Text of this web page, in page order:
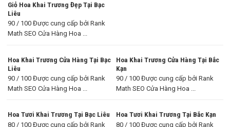
Giỏ Hoa Khai Trương Đẹp Tại Bạc
Liêu
90 / 100 Được cung cấp bởi Rank
Math SEO Cửa Hàng Hoa ...
Hoa Khai Trương Cửa Hàng Tại Bạc
Liêu
90 / 100 Được cung cấp bởi Rank
Math SEO Cửa Hàng Hoa ...
Hoa Khai Trương Cửa Hàng Tại Bắc
Kạn
90 / 100 Được cung cấp bởi Rank
Math SEO Cửa Hàng Hoa ...
Hoa Tươi Khai Trương Tại Bạc Liêu
80 / 100 Được cung cấp bởi Rank
Hoa Tươi Khai Trương Tại Bắc Kạn
80 / 100 Được cung cấp bởi Rank